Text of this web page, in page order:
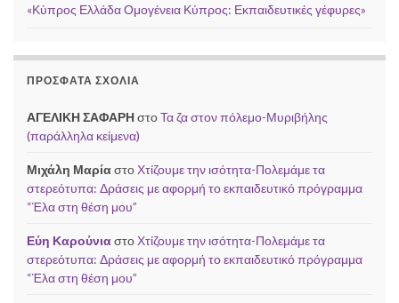
«Κύπρος Ελλάδα Ομογένεια Κύπρος: Εκπαιδευτικές γέφυρες»
ΠΡΌΣΦΑΤΑ ΣΧΌΛΙΑ
ΑΓΕΛΙΚΗ ΣΑΦΑΡΗστοΤα ζα στον πόλεμο-Μυριβήλης
(παράλληλα κείμενα)
Μιχάλη Μαρίαστο Χτίζουμε την ισότητα-Πολεμάμε τα
στερεότυπα: Δράσεις με αφορμή το εκπαιδευτικό πρόγραμμα
“Έλα στη θέση μου”
Εύη Καρούνιαστο Χτίζουμε την ισότητα-Πολεμάμε τα
στερεότυπα: Δράσεις με αφορμή το εκπαιδευτικό πρόγραμμα
“Έλα στη θέση μου”